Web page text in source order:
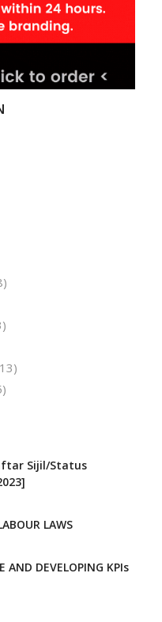
Sijil/Status
LAWS
AND DEVELOPING KPIs